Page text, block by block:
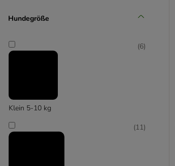
Coya
DeliBest
Dokas
Dolina Noteci
Hundegröße
Klein 5-10 kg
(6)
(11)